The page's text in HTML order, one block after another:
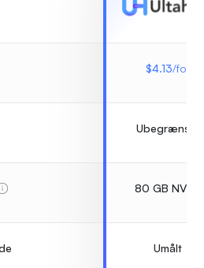
$4.13/for
Ubegrænset
80 GB NVMe
Umålt